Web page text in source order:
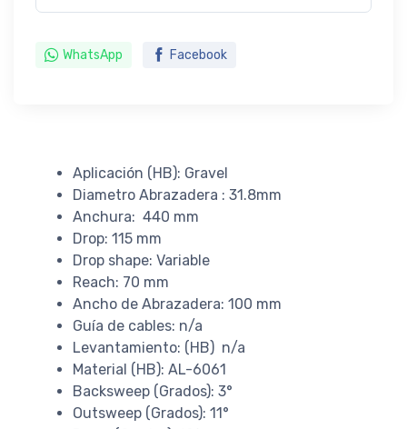
WhatsApp Facebook
Aplicación (HB): Gravel
Diametro Abrazadera : 31.8mm
Anchura: 440 mm
Drop: 115 mm
Drop shape: Variable
Reach: 70 mm
Ancho de Abrazadera: 100 mm
Guía de cables: n/a
Levantamiento: (HB) n/a
Material (HB): AL-6061
Backsweep (Grados): 3°
Outsweep (Grados): 11°